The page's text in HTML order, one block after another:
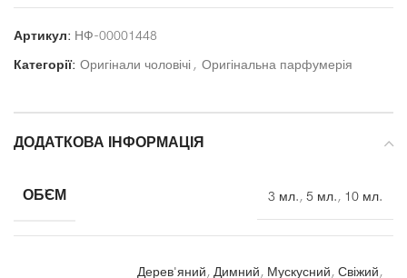
Артикул: НФ-00001448
Категорії: Оригінали чоловічі , Оригінальна парфумерія
ДОДАТКОВА ІНФОРМАЦІЯ
ОБ`ЄМ 3 мл., 5 мл., 10 мл.
Дерев'яний, Димний, Мускусний, Свіжий,